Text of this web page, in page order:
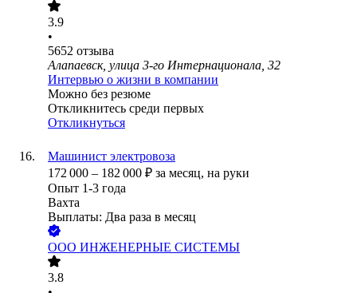
3.9
•
5652 отзыва
Алапаевск, улица 3-го Интернационала, 32
Интервью о жизни в компании
Можно без резюме
Откликнитесь среди первых
Откликнуться
Машинист электровоза
172 000 – 182 000 ₽ за месяц, на руки
Опыт 1-3 года
Вахта
Выплаты: Два раза в месяц
ООО ИНЖЕНЕРНЫЕ СИСТЕМЫ
3.8